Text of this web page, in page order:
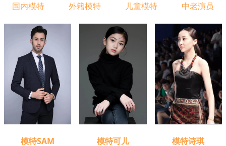
国内模特
外籍模特 儿童模特 中老演员
模特SAM 模特可儿 模特诗琪